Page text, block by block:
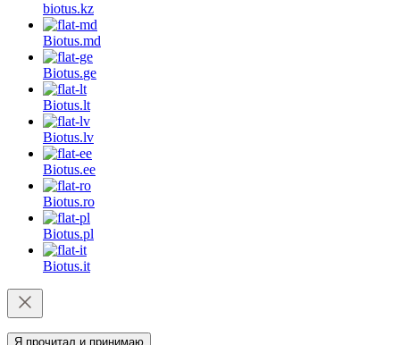
biotus.kz
Biotus.md
Biotus.ge
Biotus.lt
Biotus.lv
Biotus.ee
Biotus.ro
Biotus.pl
Biotus.it
Я прочитал и принимаю